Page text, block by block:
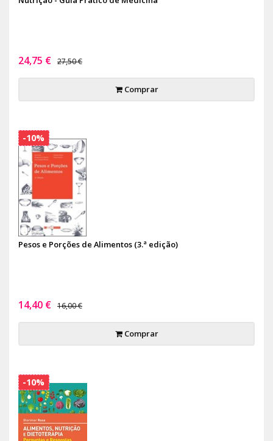
24,75 € 27,50 €
Comprar
Pesos e Porções de Alimentos (3.ª edição)
14,40 € 16,00 €
Comprar
-10%
-10%